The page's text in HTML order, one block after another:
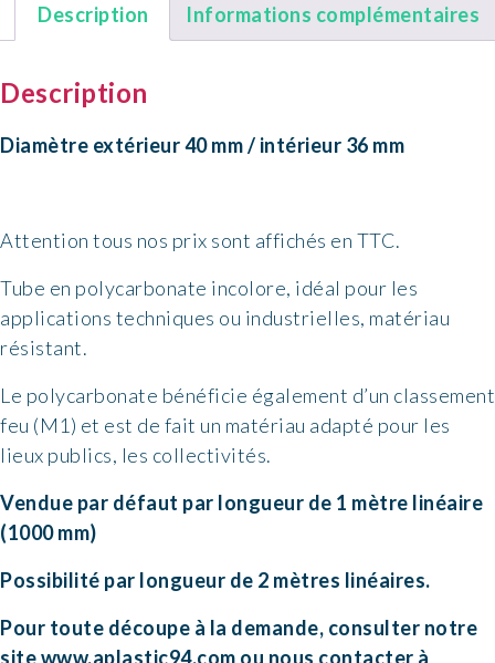
Polycarbonate
Ø
Description Informations complémentaires
Description
Diamètre extérieur 40 mm / intérieur 36 mm
Attention tous nos prix sont affichés en TTC.
Tube en polycarbonate incolore, idéal pour les
applications techniques ou industrielles, matériau
résistant.
Le polycarbonate bénéficie également d’un classement
feu (M1) et est de fait un matériau adapté pour les
lieux publics, les collectivités.
Vendue par défaut par longueur de 1 mètre linéaire
(1000 mm)
Possibilité par longueur de 2 mètres linéaires.
Pour toute découpe à la demande, consulter notre
site www.aplastic94.com ou nous contacter à